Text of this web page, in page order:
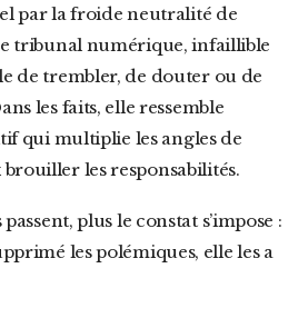
par la froide neutralité de
tribunal numérique, infaillible
de trembler, de douter ou de
les faits, elle ressemble
qui multiplie les angles de
les responsabilités.
plus le constat s’impose :
les polémiques, elle les a